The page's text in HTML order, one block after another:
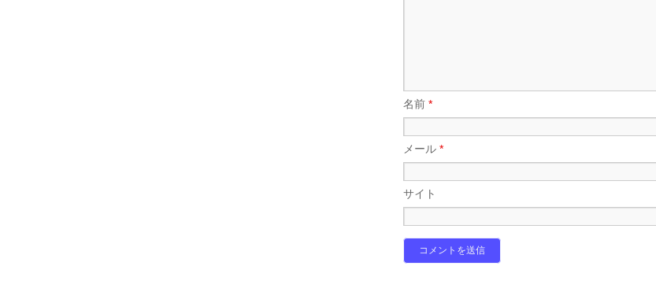
名前 *
メール *
サイト